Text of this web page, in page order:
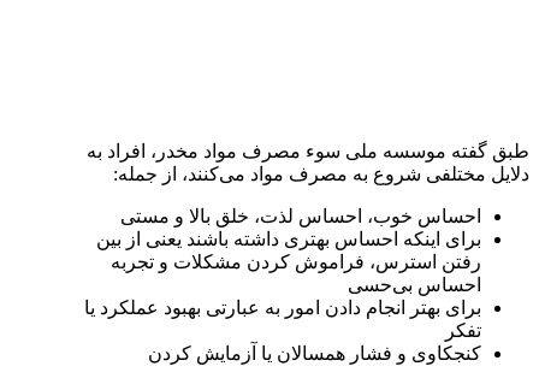
طبق گفته موسسه ملی سوء مصرف مواد مخدر، افراد به
دلایل مختلفی شروع به مصرف مواد می‌کنند، از جمله:
احساس خوب، احساس لذت، خلق بالا و مستی
برای اینکه احساس بهتری داشته باشند یعنی از بین
رفتن استرس، فراموش کردن مشکلات و تجربه
احساس بی‌حسی
برای بهتر انجام دادن امور به عبارتی بهبود عملکرد یا
تفکر
کنجکاوی و فشار همسالان یا آزمایش کردن